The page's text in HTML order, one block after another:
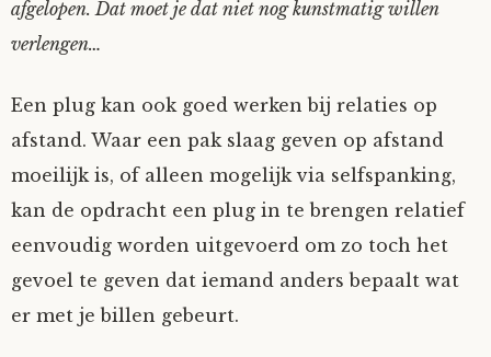
afgelopen. Dat moet je dat niet nog kunstmatig willen
verlengen…
Een plug kan ook goed werken bij relaties op
afstand. Waar een pak slaag geven op afstand
moeilijk is, of alleen mogelijk via selfspanking,
kan de opdracht een plug in te brengen relatief
eenvoudig worden uitgevoerd om zo toch het
gevoel te geven dat iemand anders bepaalt wat
er met je billen gebeurt.